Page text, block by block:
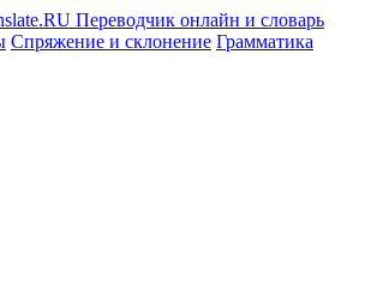
Спряжение и склонение Грамматика